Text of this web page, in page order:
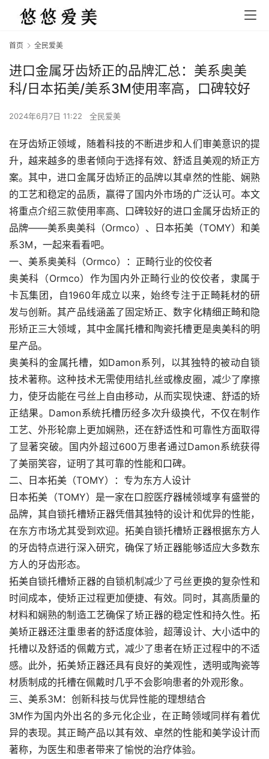
首页 全民爱美
进口金属牙齿矫正的品牌汇总：美系奥美
科/日本拓美/美系3M使用率高，口碑较好
2024年6月7日 11:22 全民爱美
在牙齿矫正领域，随着科技的不断进步和人们审美意识的提
升，越来越多的患者倾向于选择有效、舒适且美观的矫正方
案。其中，进口金属牙齿矫正的品牌以其卓然的性能、娴熟
的工艺和稳定的品质，赢得了国内外市场的广泛认可。本文
将重点介绍三款使用率高、口碑较好的进口金属牙齿矫正的
品牌——美系奥美科（Ormco）、日本拓美（TOMY）和美
系3M，一起来看看吧。
一、美系奥美科（Ormco）：正畸行业的佼佼者
奥美科（Ormco）作为国内外正畸行业的佼佼者，隶属于
卡瓦集团，自1960年成立以来，始终专注于正畸耗材的研
发与创新。其产品线涵盖了固定矫正、数字化精细正畸和隐
形矫正三大领域，其中金属托槽和陶瓷托槽更是奥美科的明
星产品。
奥美科的金属托槽，如Damon系列，以其独特的被动自锁
技术著称。这种技术无需使用结扎丝或橡皮圈，减少了摩擦
力，使牙齿能在弓丝上自由移动，从而实现快速、舒适的矫
正结果。Damon系统托槽历经多次升级换代，不仅在制作
工艺、外形轮廓上更加娴熟，还在舒适性和可靠性方面取得
了显著突破。国内外超过600万患者通过Damon系统获得
了美丽笑容，证明了其可靠的性能和口碑。
二、日本拓美（TOMY）：专为东方人设计
日本拓美（TOMY）是一家在口腔医疗器械领域享有盛誉的
品牌，其自锁托槽矫正器凭借其独特的设计和优异的性能，
在东方市场尤其受到欢迎。拓美自锁托槽矫正器根据东方人
的牙齿特点进行深入研究，确保了矫正器能够适应大多数东
方人的牙齿形态。
拓美自锁托槽矫正器的自锁机制减少了弓丝更换的复杂性和
时间成本，使矫正过程更加便捷、有效。同时，其高质量的
材料和娴熟的制造工艺确保了矫正器的稳定性和持久性。拓
美矫正器还注重患者的舒适度体验，超薄设计、大小适中的
托槽以及舒适的佩戴方式，减少了患者在矫正过程中的不适
感。此外，拓美矫正器还具有良好的美观性，透明或陶瓷等
材质制成的托槽在佩戴时几乎不会影响患者的外观形象。
三、美系3M：创新科技与优异性能的理想结合
3M作为国内外出名的多元化企业，在正畸领域同样有着优
异的表现。其正畸产品以其有效、卓然的性能和美学设计而
著称，为医生和患者带来了愉悦的治疗体验。